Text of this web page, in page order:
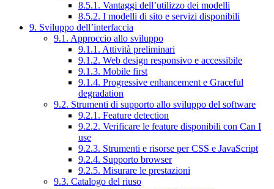
8.5.1. Vantaggi dell’utilizzo dei modelli
8.5.2. I modelli di sito e servizi disponibili
9. Sviluppo dell’interfaccia
9.1. Approccio allo sviluppo
9.1.1. Attività preliminari
9.1.2. Web design responsivo e accessibile
9.1.3. Mobile first
9.1.4. Progressive enhancement e Graceful
degradation
9.2. Strumenti di supporto allo sviluppo del software
9.2.1. Feature detection
9.2.2. Verificare le feature disponibili con Can I
use
9.2.3. Strumenti e risorse per CSS e JavaScript
9.2.4. Supporto browser
9.2.5. Misurare le prestazioni
9.3. Catalogo del riuso